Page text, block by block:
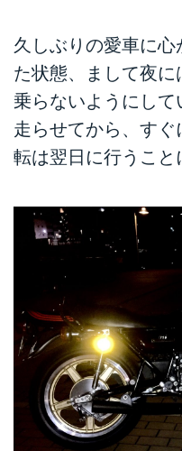
久しぶりの愛車に
た状態、まして夜
乗らないようにし
走らせてから、す
転は翌日に行うこと